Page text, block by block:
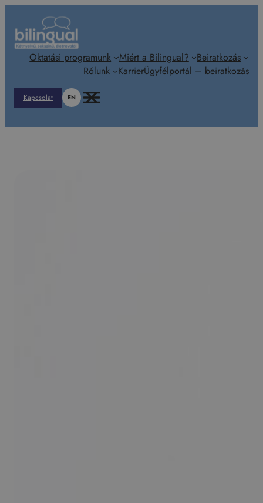
tartalomhoz
Oktatási programunk Miért a Bilingual?
Beiratkozás
Rólunk
KarrierÜgyfélportál – beiratkozás
Kapcsolat EN